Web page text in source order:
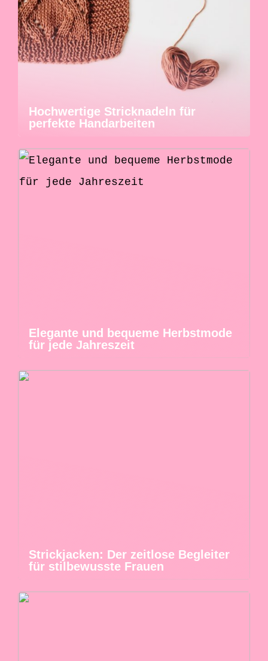
Hochwertige Stricknadeln für
perfekte Handarbeiten
Elegante und bequeme Herbstmode
für jede Jahreszeit
Strickjacken: Der zeitlose Begleiter
für stilbewusste Frauen